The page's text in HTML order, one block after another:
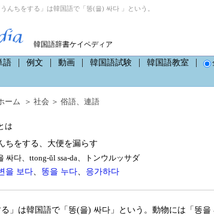
んちをする」は韓国語で「똥(을) 싸다 」という。
韓国語辞書ケイペディア
語 例文 動画 韓国語試験 韓国語教室
ーム ＞ 社会 ＞ 俗語、 連語
は
ちをする、大便を漏らす
싸다、ttong-ŭl ssa-da、トンウルッサダ
을 보다、 똥을 누다、 응가하다
る」は韓国語で「똥(을) 싸다」という。動物には「똥